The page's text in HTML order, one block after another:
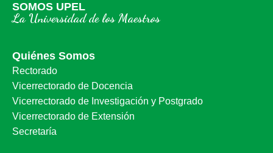
SOMOS UPEL
La Universidad de los Maestros
Quiénes Somos
Rectorado
Vicerrectorado de Docencia
Vicerrectorado de Investigación y Postgrado
Vicerrectorado de Extensión
Secretaría